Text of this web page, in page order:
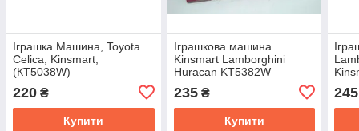
Іграшка Машина, Toyota
Celica, Kinsmart,
(КТ5038W)
220 ₴
Купити
Іграшкова машина
Kinsmart Lamborghini
Huracan KT5382W
235₴
Купити
245